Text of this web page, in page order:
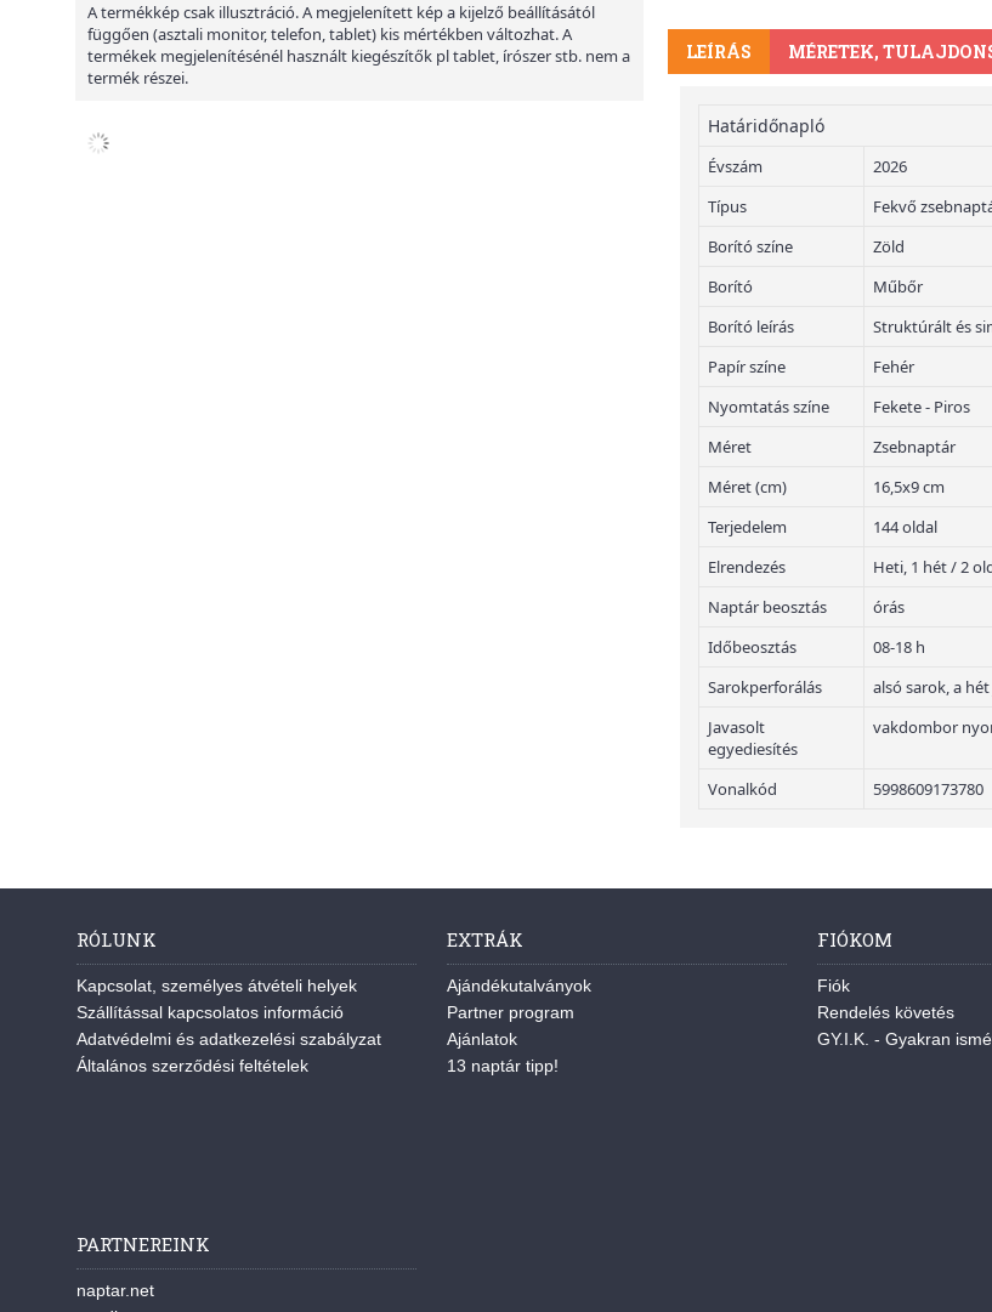
A termékkép csak illusztráció. A megjelenített kép a kijelző beállításától
függően (asztali monitor, telefon, tablet) kis mértékben változhat. A
termékek megjelenítésénél használt kiegészítők pl tablet, írószer stb. nem a
termék részei.
LEÍRÁS MÉRETEK,
Határidőnapló
Évszám
2026
Típus
Fekvő
Borító színe
Zöld
Borító
Műbőr
Borító leírás
Struktúrált és
Papír színe
Fehér
Nyomtatás színe
Fekete - Piros
Méret
Zsebnaptár
Méret (cm)
16,5x9 cm
Terjedelem
144 oldal
Elrendezés
Heti, 1 hét / 2
Naptár beosztás
órás
Időbeosztás
08-18 h
Sarokperforálás
alsó sarok, a
Javasolt
egyediesítés
vakdombor
Vonalkód 5998609173780
RÓLUNK
Kapcsolat, személyes átvételi helyek
Szállítással kapcsolatos információ
Adatvédelmi és adatkezelési szabályzat
Általános szerződési feltételek
EXTRÁK
Ajándékutalványok
Partner program
Ajánlatok
13 naptár tipp!
FIÓKOM
Fiók
Rendelés követés
GY.I.K. - Gyakran
PARTNEREINK
naptar.net